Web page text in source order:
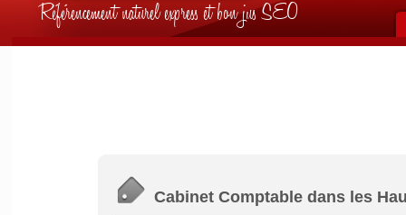
Référencement naturel express et bon jus SEO
Cabinet Comptable dans les